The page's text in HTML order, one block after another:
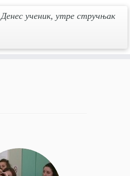
Денес ученик, утре стручњак